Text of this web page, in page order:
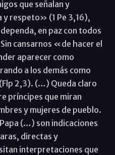
que señalan y
y respeto» (1 Pe 3,16),
en paz con todos
cansarnos «de hacer el
aparecer como
a los demás como
2,3). (…) Queda claro
príncipes que miran
y mujeres de pueblo.
(…) son indicaciones
directas y
interpretaciones que